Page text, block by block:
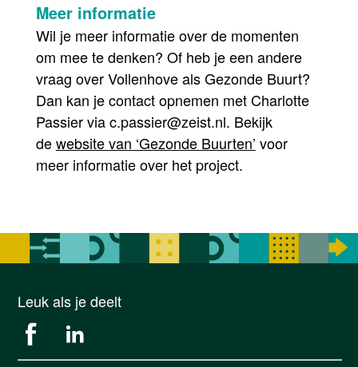
Meer informatie
Wil je meer informatie over de momenten
om mee te denken? Of heb je een andere
vraag over Vollenhove als Gezonde Buurt?
Dan kan je contact opnemen met Charlotte
Passier via c.passier@zeist.nl. Bekijk
dewebsite van ‘Gezonde Buurten’ voor
meer informatie over het project.
Leuk als je deelt